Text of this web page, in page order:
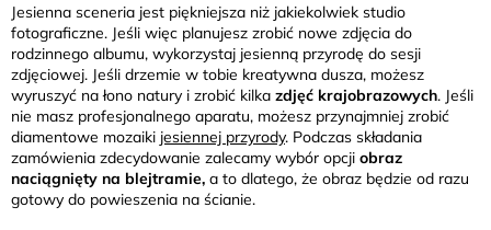
Jesienna sceneria jest piękniejsza niż jakiekolwiek studio
fotograficzne. Jeśli więc planujesz zrobić nowe zdjęcia do
rodzinnego albumu, wykorzystaj jesienną przyrodę do sesji
zdjęciowej. Jeśli drzemie w tobie kreatywna dusza, możesz
wyruszyć na łono natury i zrobić kilka zdjęć krajobrazowych. Jeśli
nie masz profesjonalnego aparatu, możesz przynajmniej zrobić
diamentowe mozaiki jesiennej przyrody. Podczas składania
zamówienia zdecydowanie zalecamy wybór opcji obraz
naciągnięty na blejtramie, a to dlatego, że obraz będzie od razu
gotowy do powieszenia na ścianie.